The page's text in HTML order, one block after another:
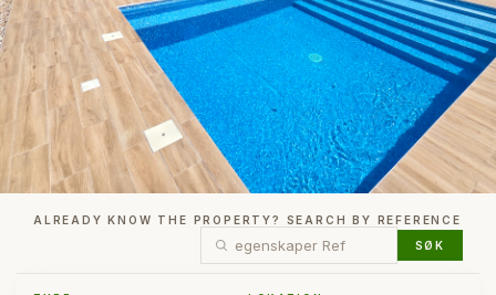
ALREADY KNOW THE PROPERTY? SEARCH BY REFERENCE
SØK